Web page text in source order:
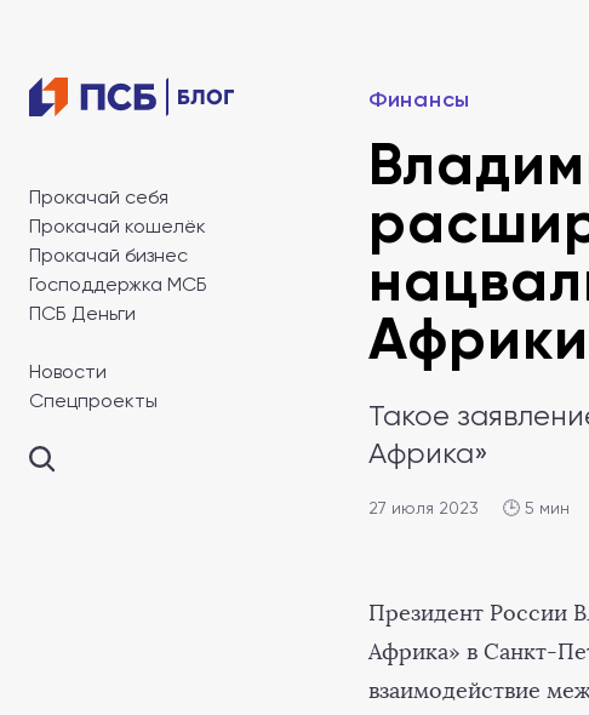
Прокачай себя
Прокачай кошелёк
Прокачай бизнес
Господдержка МСБ
ПСБ Деньги
Новости
Спецпроекты
Финансы
Африки
Такое
Африка»
27 июля 2023 🕒 5 мин
Президент России
Африка» в Санкт-
взаимодействие